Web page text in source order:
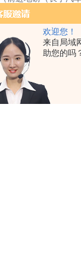
欢迎您！
来自局域
助您的吗
衡（清江浦50吨吊